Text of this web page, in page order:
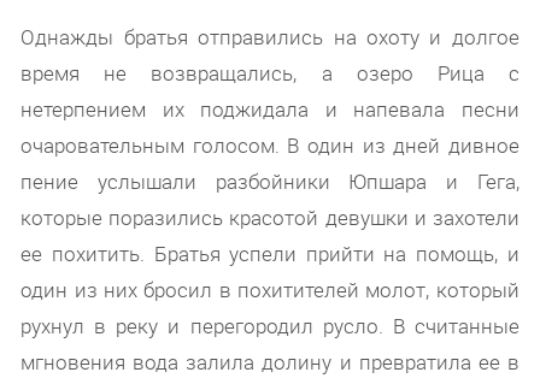
Однажды братья отправились на охоту и долгое
время не возвращались, а озеро Рица с
нетерпением их поджидала и напевала песни
очаровательным голосом. В один из дней дивное
пение услышали разбойники Юпшара и Гега,
которые поразились красотой девушки и захотели
ее похитить. Братья успели прийти на помощь, и
один из них бросил в похитителей молот, который
рухнул в реку и перегородил русло. В считанные
мгновения вода залила долину и превратила ее в